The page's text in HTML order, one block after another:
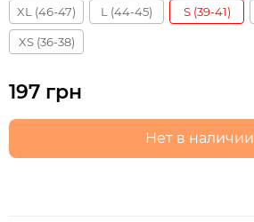
XL (46-47) L (44-45) S (39-41)
XS (36-38)
197 грн
Нет в наличии